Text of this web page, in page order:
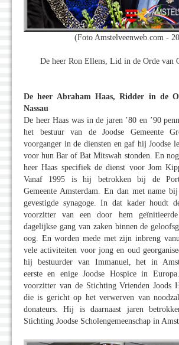
(Foto Amstelveenweb.com -
De heer Ron Ellens, Lid in de Orde van
De heer Abraham Haas, Ridder in de
Nassau
De heer Haas was in de jaren ’80 en ’90
het bestuur van de Joodse Gemeente
voorganger in de diensten en gaf hij Joodse
voor hun Bar of Bat Mitswah stonden. En
heer Haas specifiek de dienst voor Jom
Vanaf 1995 is hij betrokken bij de
Gemeente Amsterdam. En dan met name
gevestigde synagoge. In dat kader houdt
voorzitter van een door hem
dagelijkse gang van zaken binnen de
oog. En worden mede met zijn inbreng
vele activiteiten voor jong en oud
hij bestuurder van Immanuel, het in
eerste en enige Joodse Hospice in
voorzitter van de Stichting Vrienden Joods
die is gericht op het verwerven van
donateurs. Hij is daarnaast jaren
Stichting Joodse Scholengemeenschap in